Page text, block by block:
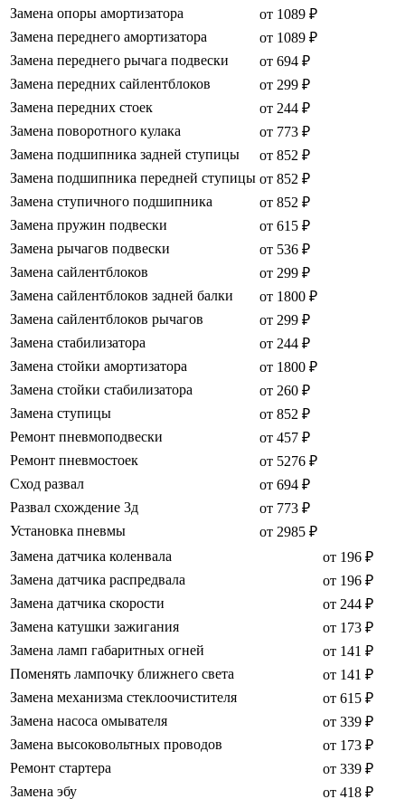
Замена опоры амортизатора
от 1089 ₽
Замена переднего амортизатора
от 1089 ₽
Замена переднего рычага подвески
от 694 ₽
Замена передних сайлентблоков
от 299 ₽
Замена передних стоек
от 244 ₽
Замена поворотного кулака
от 773 ₽
Замена подшипника задней ступицы
от 852 ₽
Замена подшипника передней ступицы от 852 ₽
Замена ступичного подшипника
от 852 ₽
Замена пружин подвески
от 615 ₽
Замена рычагов подвески
от 536 ₽
Замена сайлентблоков
от 299 ₽
Замена сайлентблоков задней балки
от 1800 ₽
Замена сайлентблоков рычагов
от 299 ₽
Замена стабилизатора
от 244 ₽
Замена стойки амортизатора
от 1800 ₽
Замена стойки стабилизатора
от 260 ₽
Замена ступицы
от 852 ₽
Ремонт пневмоподвески
от 457 ₽
Ремонт пневмостоек
от 5276 ₽
Сход развал
от 694 ₽
Развал схождение 3д
от 773 ₽
Установка пневмы
от 2985 ₽
Замена датчика коленвала
от 196 ₽
Замена датчика распредвала
от 196 ₽
Замена датчика скорости
от 244 ₽
Замена катушки зажигания
от 173 ₽
Замена ламп габаритных огней
от 141 ₽
Поменять лампочку ближнего света
от 141 ₽
Замена механизма стеклоочистителя
от 615 ₽
Замена насоса омывателя
от 339 ₽
Замена высоковольтных проводов
от 173 ₽
Ремонт стартера
от 339 ₽
Замена эбу
от 418 ₽